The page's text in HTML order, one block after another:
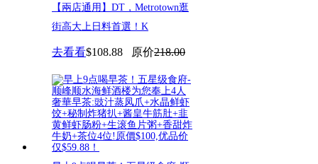
【兩店通用】DT，Metrotown逛
街高大上日料首選！K
去看看$108.88 原价218.00